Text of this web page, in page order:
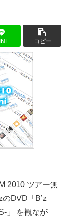
コピー
2010 ツアー無
のDVD「B’z
」 を観なが